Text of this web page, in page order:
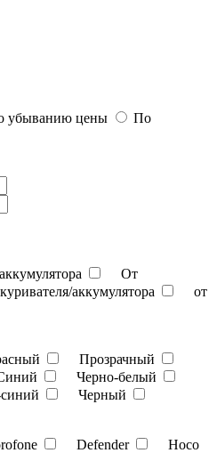
убыванию цены
По
От
аккумулятора
от
Прозрачный
Черно-белый
Черный
Defender
Hoco